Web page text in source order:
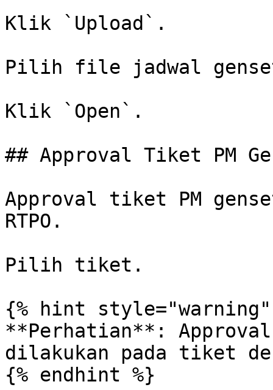
Klik `Upload`.
Pilih file jadwal
Klik `Open`.
## Approval Tiket PM
Approval tiket PM
RTPO.
Pilih tiket.
{% hint style="warning"
**Perhatian**:
dilakukan pada tiket
{% endhint %}